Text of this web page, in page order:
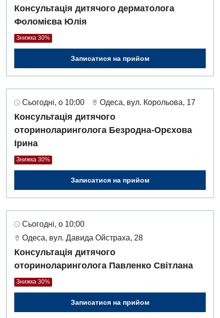
Консультація дитячого дерматолога
Фоломієва Юлія
Знижка 30%
Записатися на прийом
Сьогодні, о 10:00 Одеса, вул. Корольова, 17
Консультація дитячого
оториноларинголога Безродна-Орєхова
Ірина
Знижка 30%
Записатися на прийом
Сьогодні, о 10:00
Одеса, вул. Давида Ойстраха, 28
Консультація дитячого
оториноларинголога Павленко Світлана
Знижка 30%
Записатися на прийом